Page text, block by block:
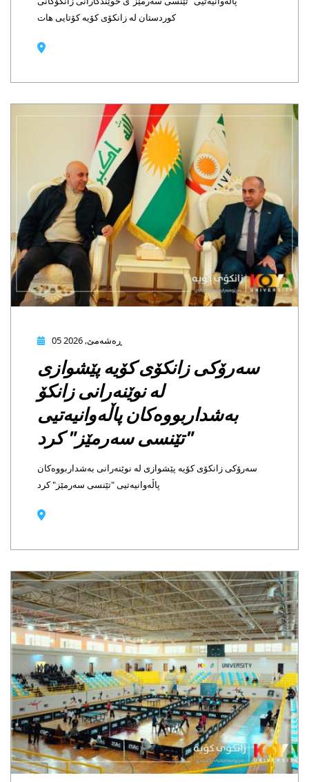
کوردستان لە زانکۆی کۆیە کۆتایی هات
زانکۆی کۆیە پێشوازی
لە نوێنەرانی زانکۆ
بەشداربووەکان پاڵەوانیەتیی
"تێنسی سەرمێز" کرد
زانکۆی کۆیە پێشوازی لە نوێنەرانی بەشداربووەکان
پاڵەوانیەتیی "تێنسی سەرمێز" کرد